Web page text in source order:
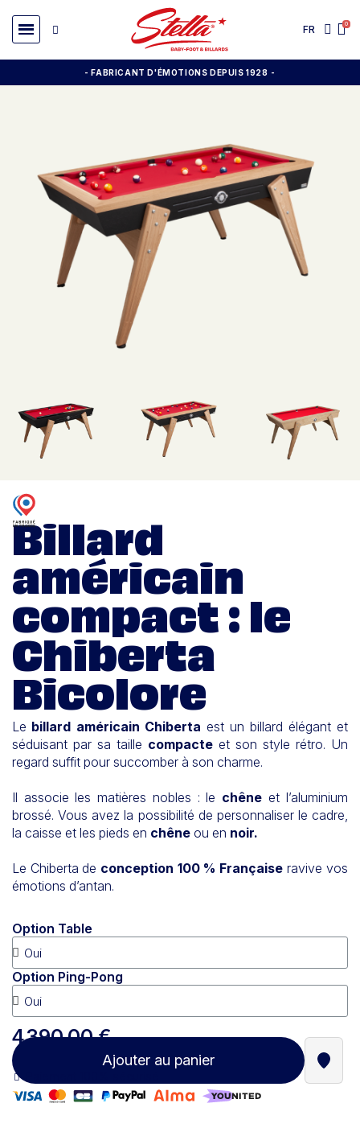
FR
- FABRICANT D'ÉMOTIONS DEPUIS 1928 -
Billard
américain
compact : le
Chiberta
Bicolore
Le billard américain Chiberta est un billard élégant et
séduisant par sa taille compacte et son style rétro. Un
regard suffit pour succomber à son charme.
Il associe les matières nobles : le chêne et l’aluminium
brossé. Vous avez la possibilité de personnaliser le cadre,
la caisse et les pieds en chêne ou en noir.
Le Chiberta de conception 100 % Française ravive vos
émotions d’antan.
Option Table
Option Ping-Pong
4 390,00 €
Ajouter au panier